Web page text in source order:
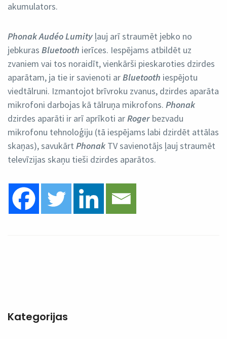
akumulators.
Phonak Audéo Lumity ļauj arī straumēt jebko no
jebkuras Bluetooth ierīces. Iespējams atbildēt uz
zvaniem vai tos noraidīt, vienkārši pieskaroties dzirdes
aparātam, ja tie ir savienoti arBluetooth iespējotu
viedtālruni. Izmantojot brīvroku zvanus, dzirdes aparāta
mikrofoni darbojas kā tālruņa mikrofons. Phonak
dzirdes aparāti ir arī aprīkoti arRoger bezvadu
mikrofonu tehnoloģiju (tā iespējams labi dzirdēt attālas
skaņas), savukārt Phonak TV savienotājs ļauj straumēt
televīzijas skaņu tieši dzirdes aparātos.
Kategorijas